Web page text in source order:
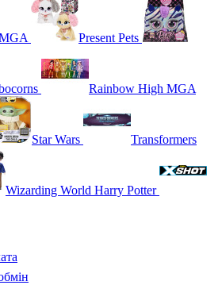
Present Pets
Rainbow High MGA
Star Wars Transformers
Wizarding World Harry Potter